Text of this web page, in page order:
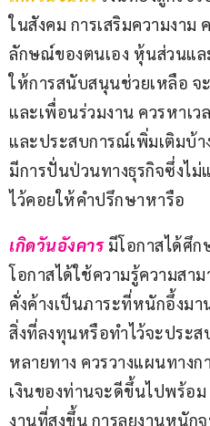
ในสังคม การเสริมความงาม
ลักษณ์ของตนเอง หุ้นส่วนแล
ให้การสนับสนุนช่วยเหลือ จ
และเพื่อนร่วมงาน ควรหาเ
และประสบการณ์เพิ่มเติมบ้า
มีการปั่นป่วนทางธุรกิจซึ่งไ
ไว้คอยให้คำปรึกษาหารือ
เกิดวันอังคาร มีโอกาสได้ศึก
โอกาสได้ใช้ความรู้ความสา
คั่งค้างเป็นภาระที่หนักอึ้งม
สิ่งที่ลงทุนหรือทำไว้จะประส
หลายทาง ควรวางแผนทางก
เงินของท่านจะดีขึ้นไปพร้อ
งานที่สูงขึ้น การลุยงานหนัก